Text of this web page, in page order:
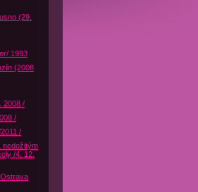
(29.
1993
(2008
2008 /
/
/
nedožitým
/4. 12.